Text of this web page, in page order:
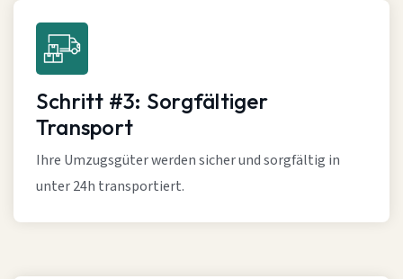
Schritt #3: Sorgfältiger
Transport
Ihre Umzugsgüter werden sicher und sorgfältig in
unter 24h transportiert.